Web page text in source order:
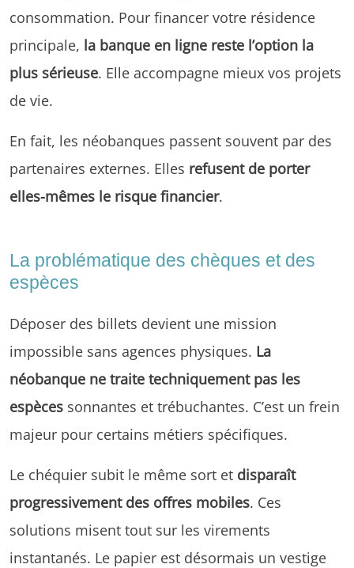
consommation. Pour financer votre résidence
principale, la banque en ligne reste l’option la
plus sérieuse. Elle accompagne mieux vos projets
de vie.
En fait, les néobanques passent souvent par des
partenaires externes. Elles refusent de porter
elles-mêmes le risque financier.
La problématique des chèques et des
espèces
Déposer des billets devient une mission
impossible sans agences physiques. La
néobanque ne traite techniquement pas les
espèces sonnantes et trébuchantes. C’est un frein
majeur pour certains métiers spécifiques.
Le chéquier subit le même sort et disparaît
progressivement des offres mobiles. Ces
solutions misent tout sur les virements
instantanés. Le papier est désormais un vestige